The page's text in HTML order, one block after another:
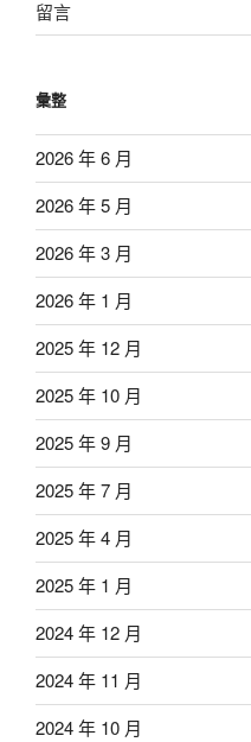
留言
彙整
2026 年 6 月
2026 年 5 月
2026 年 3 月
2026 年 1 月
2025 年 12 月
2025 年 10 月
2025 年 9 月
2025 年 7 月
2025 年 4 月
2025 年 1 月
2024 年 12 月
2024 年 11 月
2024 年 10 月